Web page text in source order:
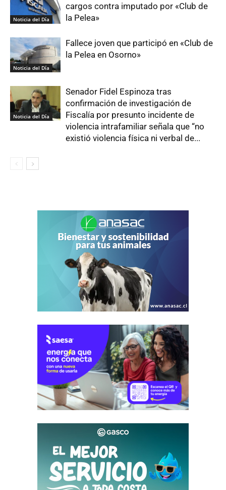
Noticia del Día
cargos contra imputado por «Club de
la Pelea»
Noticia del Día
Fallece joven que participó en «Club de
la Pelea en Osorno»
Noticia del Día
Senador Fidel Espinoza tras
confirmación de investigación de
Fiscalía por presunto incidente de
violencia intrafamiliar señala que “no
existió violencia física ni verbal de...